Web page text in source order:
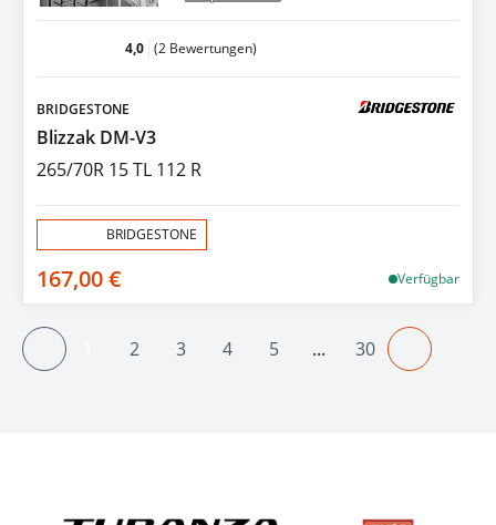
4,0 (2 Bewertungen)
BRIDGESTONE
Blizzak DM-V3
265/70R 15 TL 112 R
BRIDGESTONE
167,00 € Verfügbar
Vorheriger
SeiteSeite
2 Seite
3 Seite
4 Seite
5 ... Seite
30 Näheriger